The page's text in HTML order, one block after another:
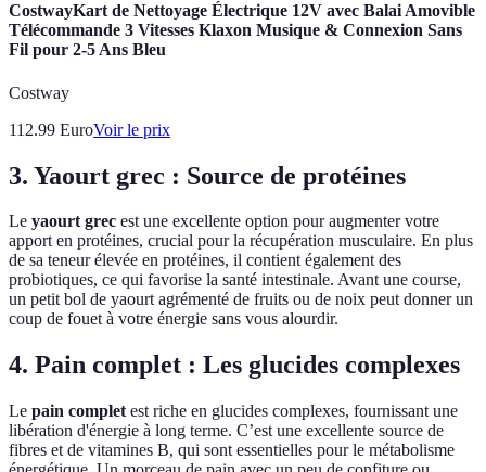
CostwayKart de Nettoyage Électrique 12V avec Balai Amovible
Télécommande 3 Vitesses Klaxon Musique & Connexion Sans
Fil pour 2-5 Ans Bleu
Costway
112.99 EuroVoir le prix
3. Yaourt grec : Source de protéines
Le yaourt grec est une excellente option pour augmenter votre
apport en protéines, crucial pour la récupération musculaire. En plus
de sa teneur élevée en protéines, il contient également des
probiotiques, ce qui favorise la santé intestinale. Avant une course,
un petit bol de yaourt agrémenté de fruits ou de noix peut donner un
coup de fouet à votre énergie sans vous alourdir.
4. Pain complet : Les glucides complexes
Le pain complet est riche en glucides complexes, fournissant une
libération d'énergie à long terme. C’est une excellente source de
fibres et de vitamines B, qui sont essentielles pour le métabolisme